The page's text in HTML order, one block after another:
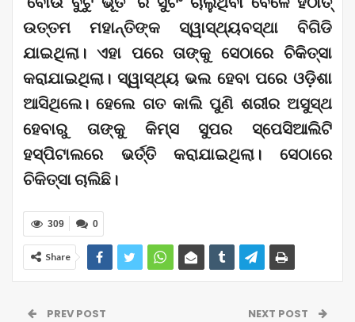
ଉତ୍ତମ ମହାନ୍ତିଙ୍କ ସ୍ୱାସ୍ଥ୍ୟବସ୍ଥା ବିଗିଡି
ଯାଇଥିଲା। ଏହା ପରେ ତାଙ୍କୁ ସେଠାରେ ଚିକିତ୍ସା
କରାଯାଇଥିଲା। ସ୍ୱାସ୍ଥ୍ୟ ଭଲ ହେବା ପରେ ଓଡ଼ିଶା
ଆସିଥିଲେ। ହେଲେ ଗତ କାଲି ପୁଣି ଶରୀର ଅସୁସ୍ଥ
ହେବାରୁ ତାଙ୍କୁ କିମ୍ସ ସୁପର ସ୍ପେସିଆଲିଟି
ହସ୍ପିଟାଲରେ ଭର୍ତ୍ତି କରାଯାଇଥିଲା। ସେଠାରେ
ଚିକିତ୍ସା ଚାଲିଛି।
0
309
Share
PREV POST NEXT POST